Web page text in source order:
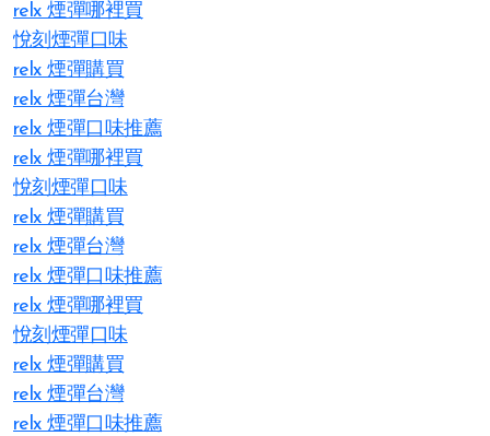
relx 煙彈哪裡買
悅刻煙彈口味
relx 煙彈購買
relx 煙彈台灣
relx 煙彈口味推薦
relx 煙彈哪裡買
悅刻煙彈口味
relx 煙彈購買
relx 煙彈台灣
relx 煙彈口味推薦
relx 煙彈哪裡買
悅刻煙彈口味
relx 煙彈購買
relx 煙彈台灣
relx 煙彈口味推薦